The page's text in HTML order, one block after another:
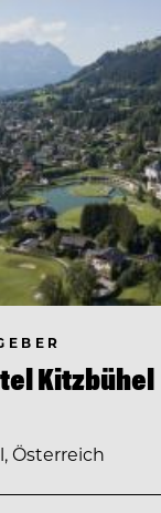
Kitzbühel
Österreich